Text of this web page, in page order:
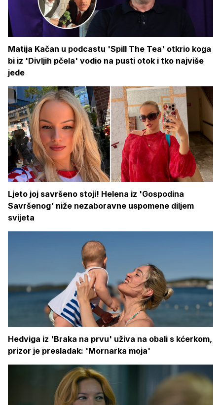
Matija Kačan u podcastu 'Spill The Tea' otkrio koga
bi iz 'Divljih pčela' vodio na pusti otok i tko najviše
jede
Ljeto joj savršeno stoji! Helena iz 'Gospodina
Savršenog' niže nezaboravne uspomene diljem
svijeta
Hedviga iz 'Braka na prvu' uživa na obali s kćerkom,
prizor je presladak: 'Mornarka moja'